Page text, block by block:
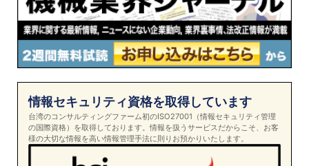
情報セキュリティ資格を取得しています
台湾のコンサルティングファーム初のISO27001（情報セキュリティ管理
の国際資格）を取得しております。情報を扱うサービスだからこそ、お客
様の大切な情報を高い情報管理手法に則りお預かりいたします。